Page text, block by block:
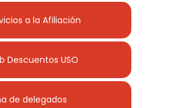
a la Afiliación
Descuentos USO
de delegados